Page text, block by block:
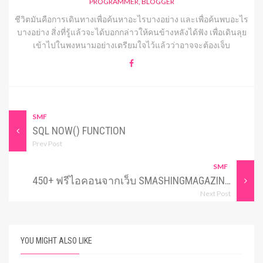
ชีวิตมันคือการเดินทางเพื่อค้นหาอะไรบางอย่าง และเพื่อค้นพบอะไร
บางอย่าง สิ่งที่รู้แล้วจะได้บอกกล่าวให้คนข้างหลังได้ฟัง เพื่อเดินลุย
เข้าไปในพงหนามอย่างเตรียมใจไว้แล้วว่าอาจจะต้องเจ็บ
SMF
SQL NOW() FUNCTION
Prev Post
SMF
450+ ฟรีไอคอนจากเว็บ SMASHINGMAGAZINE.COM
Next Post
YOU MIGHT ALSO LIKE